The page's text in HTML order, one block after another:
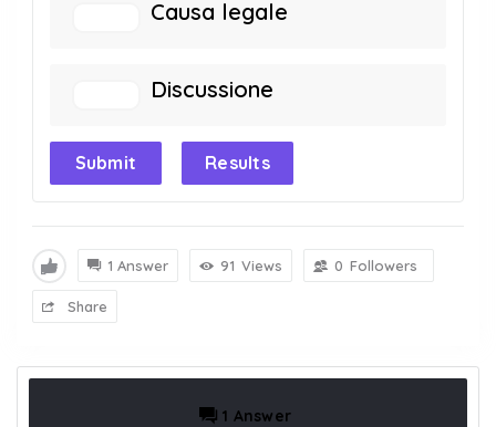
Causa legale
Discussione
Submit Results
1 Answer 91 Views 0 Followers
Share
1 Answer